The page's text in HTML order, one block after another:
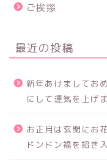
ご挨拶
最近の投稿
新年あけましてお
にして運気を上げ
お正月は玄関にお
ドンドン福を招き